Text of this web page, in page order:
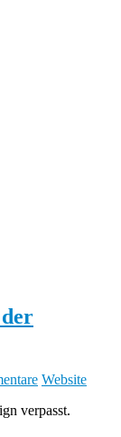
Website
verpasst.